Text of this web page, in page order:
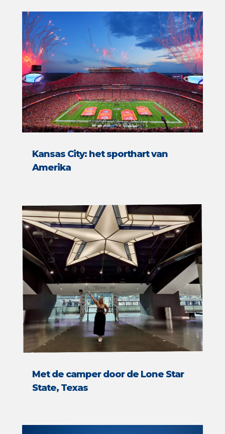
Kansas City: het sporthart van
Amerika
Met de camper door de Lone Star
State, Texas